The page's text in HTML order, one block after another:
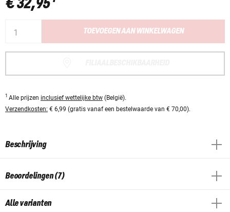
€ 32,95
TOEVOEGEN AAN WINKELWAGEN
1 Alle prijzen inclusief wettelijke btw (België).
Verzendkosten: € 6,99 (gratis vanaf een bestelwaarde van € 70,00).
Beschrijving
Beoordelingen (7)
Alle varianten